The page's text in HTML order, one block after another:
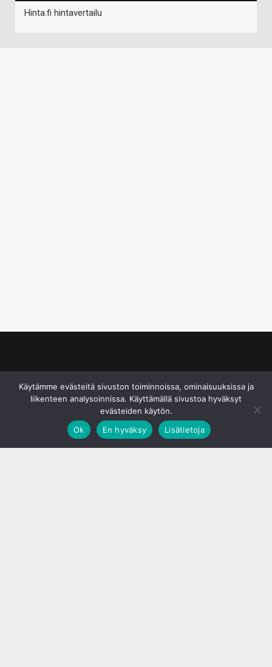
Hinta.fi hintavertailu
Käytämme evästeitä sivuston toiminnoissa, ominaisuuksissa ja
liikenteen analysoinnissa. Käyttämällä sivustoa hyväksyt
evästeiden käytön.
Ok
En hyväksy Lisätietoja